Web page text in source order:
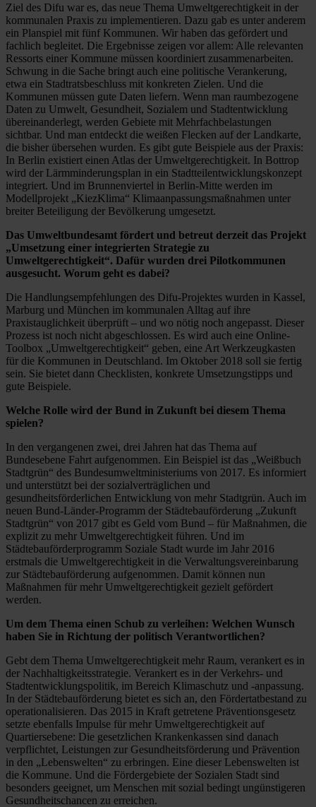
Ziel des Difu war es, das neue Thema Umweltgerechtigkeit in der
kommunalen Praxis zu implementieren. Dazu gab es unter anderem
ein Planspiel mit fünf Kommunen. Wir haben das gefördert und
fachlich begleitet. Die Ergebnisse zeigen vor allem: Alle relevanten
Ressorts einer Kommune müssen koordiniert zusammenarbeiten.
Schwung in die Sache bringt auch eine politische Verankerung,
etwa ein Stadtratsbeschluss mit konkreten Zielen. Und die
Kommunen müssen gute Daten liefern. Wenn man raumbezogene
Daten zu Umwelt, Gesundheit, Sozialem und Stadtentwicklung
übereinanderlegt, werden Gebiete mit Mehrfachbelastungen
sichtbar. Und man entdeckt die weißen Flecken auf der Landkarte,
die bisher übersehen wurden. Es gibt gute Beispiele aus der Praxis:
In Berlin existiert einen Atlas der Umweltgerechtigkeit. In Bottrop
wird der Lärmminderungsplan in ein Stadtteilentwicklungskonzept
integriert. Und im Brunnenviertel in Berlin-Mitte werden im
Modellprojekt „KiezKlima“ Klimaanpassungsmaßnahmen unter
breiter Beteiligung der Bevölkerung umgesetzt.
Das Umweltbundesamt fördert und betreut derzeit das Projekt
„Umsetzung einer integrierten Strategie zu
Umweltgerechtigkeit“. Dafür wurden drei Pilotkommunen
ausgesucht. Worum geht es dabei?
Die Handlungsempfehlungen des Difu-Projektes wurden in Kassel,
Marburg und München im kommunalen Alltag auf ihre
Praxistauglichkeit überprüft – und wo nötig noch angepasst. Dieser
Prozess ist noch nicht abgeschlossen. Es wird auch eine Online-
Toolbox „Umweltgerechtigkeit“ geben, eine Art Werkzeugkasten
für die Kommunen in Deutschland. Im Oktober 2018 soll sie fertig
sein. Sie bietet dann Checklisten, konkrete Umsetzungstipps und
gute Beispiele.
Welche Rolle wird der Bund in Zukunft bei diesem Thema
spielen?
In den vergangenen zwei, drei Jahren hat das Thema auf
Bundesebene Fahrt aufgenommen. Ein Beispiel ist das „Weißbuch
Stadtgrün“ des Bundesumweltministeriums von 2017. Es informiert
und unterstützt bei der sozialverträglichen und
gesundheitsförderlichen Entwicklung von mehr Stadtgrün. Auch im
neuen Bund-Länder-Programm der Städtebauförderung „Zukunft
Stadtgrün“ von 2017 gibt es Geld vom Bund – für Maßnahmen, die
explizit zu mehr Umweltgerechtigkeit führen. Und im
Städtebauförderprogramm Soziale Stadt wurde im Jahr 2016
erstmals die Umweltgerechtigkeit in die Verwaltungsvereinbarung
zur Städtebauförderung aufgenommen. Damit können nun
Maßnahmen für mehr Umweltgerechtigkeit gezielt gefördert
werden.
Um dem Thema einen Schub zu verleihen: Welchen Wunsch
haben Sie in Richtung der politisch Verantwortlichen?
Gebt dem Thema Umweltgerechtigkeit mehr Raum, verankert es in
der Nachhaltigkeitsstrategie. Verankert es in der Verkehrs- und
Stadtentwicklungspolitik, im Bereich Klimaschutz und -anpassung.
In der Städtebauförderung bietet es sich an, den Fördertatbestand zu
operationalisieren. Das 2015 in Kraft getretene Präventionsgesetz
setzte ebenfalls Impulse für mehr Umweltgerechtigkeit auf
Quartiers­ebene: Die gesetzlichen Krankenkassen sind danach
verpflichtet, Leistungen zur Gesundheitsförderung und Prävention
in den „Lebenswelten“ zu erbringen. Eine dieser Lebenswelten ist
die Kommune. Und die Fördergebiete der Sozialen Stadt sind
besonders geeignet, um Menschen mit sozial bedingt ungünstigeren
Gesundheitschancen zu erreichen.